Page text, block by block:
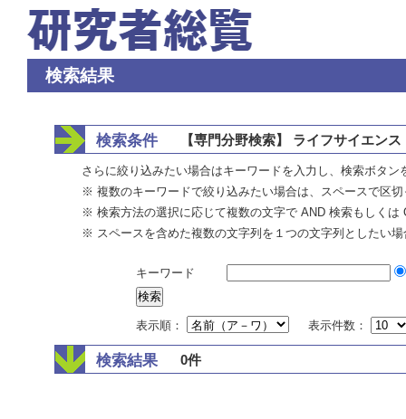
検索結果
検索条件 【専門分野検索】 ライフサイエン
さらに絞り込みたい場合はキーワードを入力し、検索ボタ
※ 複数のキーワードで絞り込みたい場合は、スペースで区
※ 検索方法の選択に応じて複数の文字で AND 検索もしくは
※ スペースを含めた複数の文字列を１つの文字列としたい
キーワード
表示順： 表示件数：
検索結果 0件